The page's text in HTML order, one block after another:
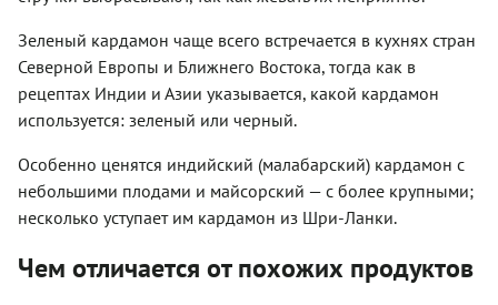
Зеленый кардамон чаще всего встречается в кухнях стран
Северной Европы и Ближнего Востока, тогда как в
рецептах Индии и Азии указывается, какой кардамон
используется: зеленый или черный.
Особенно ценятся индийский (малабарский) кардамон с
небольшими плодами и майсорский — с более крупными;
несколько уступает им кардамон из Шри-Ланки.
Чем отличается от похожих продуктов